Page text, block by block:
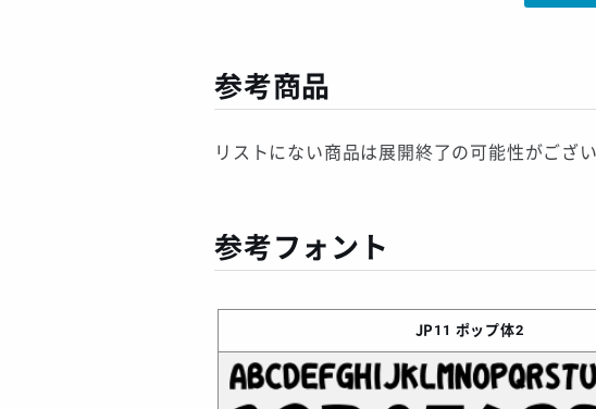
参考商品
リストにない商品は展開終了の可能性がござ
参考フォント
JP11 ポップ体2